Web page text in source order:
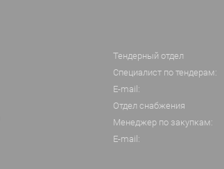
Тендерный отдел
Специалист по тендерам:
E-mail:
Отдел снабжения
Менеджер по закупкам:
E-mail: